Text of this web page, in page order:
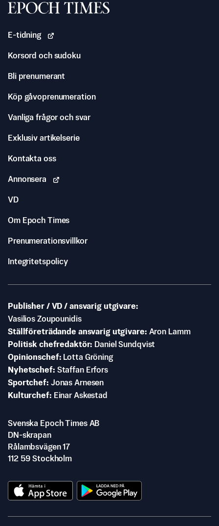
Svenska Epoch Times
E-tidning
Korsord och sudoku
Bli prenumerant
Köp gåvoprenumeration
Vanliga frågor och svar
Exklusiv artikelserie
Kontakta oss
Annonsera
VD
Om Epoch Times
Prenumerationsvillkor
Integritetspolicy
Publisher / VD / ansvarig utgivare
Vasilios Zoupounidis
Ställföreträdande ansvarig utgivare Aron Lamm
Politisk chefredaktör
Daniel Sundqvist
Opinionschef
Lotta Gröning
Nyhetschef Staffan Erfors
Sportchef Jonas Arnesen
Kulturchef
Einar Askestad
Svenska Epoch Times AB
DN-skrapan
Rålambsvägen 17
112 59 Stockholm